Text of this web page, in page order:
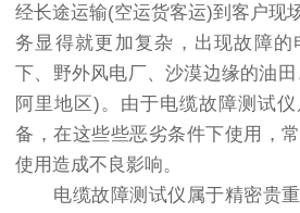
经长途运输(空运货客运)到客户现
务显得就更加复杂，出现故障
下、野外风电厂、沙漠边缘的油
阿里地区)。由于电缆故障测试
备，在这些些恶劣条件下使用，
使用造成不良影响。
电缆故障测试仪属于精密贵重